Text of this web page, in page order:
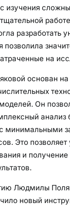
изучения
разработать
позволила
на
основан на
Он
анализ
минимальными
Это позволяет
и получение
Людмилы
новый